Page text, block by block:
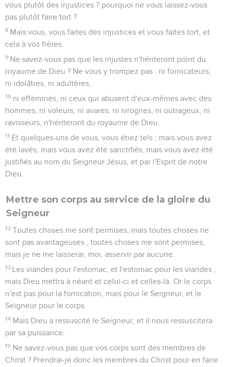
vous plutôt des injustices ? pourquoi ne vous laissez-vous
pas plutôt faire tort ?
8 Mais vous, vous faites des injustices et vous faites tort, et
cela à vos frères.
9 Ne savez-vous pas que les injustes n'hériteront point du
royaume de Dieu ? Ne vous y trompez pas : ni fornicateurs,
ni idolâtres, ni adultères,
10 ni efféminés, ni ceux qui abusent d'eux-mêmes avec des
hommes, ni voleurs, ni avares, ni ivrognes, ni outrageux, ni
ravisseurs, n'hériteront du royaume de Dieu.
11 Et quelques-uns de vous, vous étiez tels ; mais vous avez
été lavés, mais vous avez été sanctifiés, mais vous avez été
justifiés au nom du Seigneur Jésus, et par l'Esprit de notre
Dieu.
Mettre son corps au service de la gloire du
Seigneur
12 Toutes choses me sont permises, mais toutes choses ne
sont pas avantageuses ; toutes choses me sont permises,
mais je ne me laisserai, moi, asservir par aucune.
13 Les viandes pour l'estomac, et l'estomac pour les viandes ;
mais Dieu mettra à néant et celui-ci et celles-là. Or le corps
n'est pas pour la fornication, mais pour le Seigneur, et le
Seigneur pour le corps.
14 Mais Dieu a ressuscité le Seigneur, et il nous ressuscitera
par sa puissance.
15 Ne savez-vous pas que vos corps sont des membres de
Christ ? Prendrai-je donc les membres du Christ pour en faire